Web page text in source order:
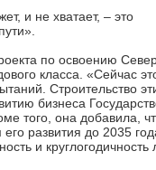
и не хватает, – это
по освоению
класса. «Сейчас
Строительство
бизнеса
того, она добавила,
развития до 2035
и круглогодичность